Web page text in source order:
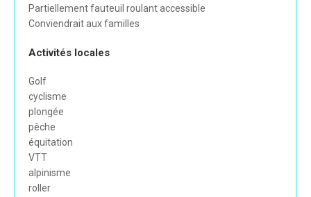
Partiellement fauteuil roulant accessible
Conviendrait aux familles
Activités locales
Golf
cyclisme
plongée
pêche
équitation
VTT
alpinisme
roller